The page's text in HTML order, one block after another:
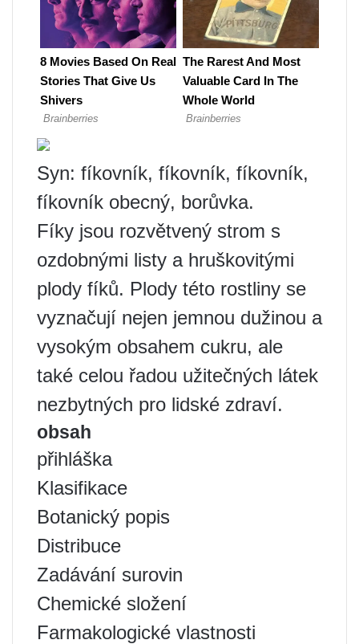
Syn: fíkovník, fíkovník, fíkovník,
fíkovník obecný, borůvka.
Fíky jsou rozvětvený strom s
ozdobnými listy a hruškovitými
plody fíků. Plody této rostliny se
vyznačují nejen jemnou dužinou a
vysokým obsahem cukru, ale
také celou řadou užitečných látek
nezbytných pro lidské zdraví.
obsah
přihláška
Klasifikace
Botanický popis
Distribuce
Zadávání surovin
Chemické složení
Farmakologické vlastnosti